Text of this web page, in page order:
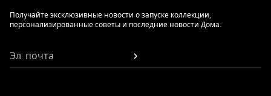
Получайте эксклюзивные новости о запуске коллекции,
персонализированные советы и последние новости Дома.
Эл. почта